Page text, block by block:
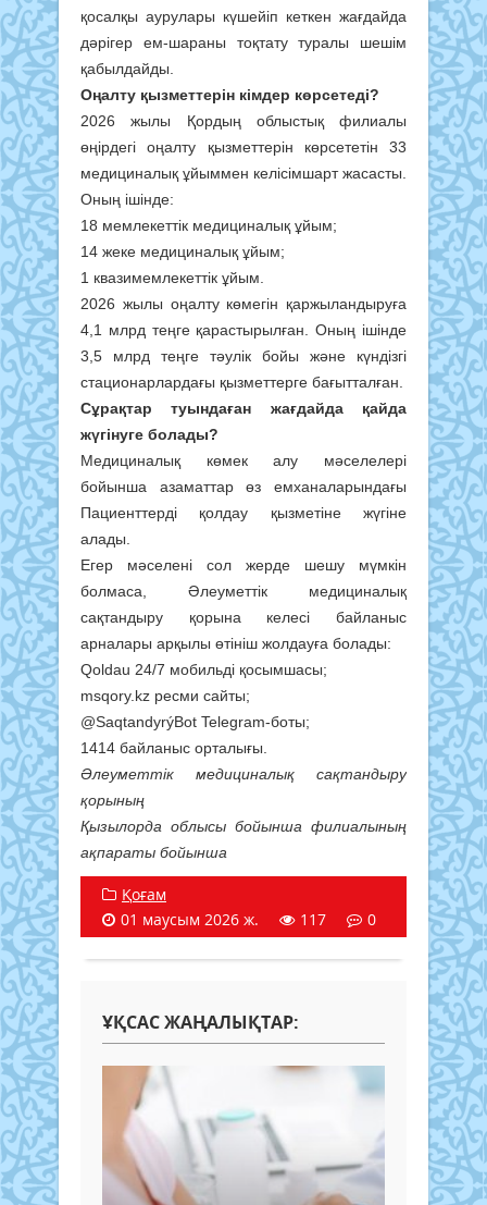
қосалқы аурулары күшейіп кеткен жағдайда
дәрігер ем-шараны тоқтату туралы шешім
қабылдайды.
Оңалту қызметтерін кімдер көрсетеді?
2026 жылы Қордың облыстық филиалы
өңірдегі оңалту қызметтерін көрсететін 33
медициналық ұйыммен келісімшарт жасасты.
Оның ішінде:
18 мемлекеттік медициналық ұйым;
14 жеке медициналық ұйым;
1 квазимемлекеттік ұйым.
2026 жылы оңалту көмегін қаржыландыруға
4,1 млрд теңге қарастырылған. Оның ішінде
3,5 млрд теңге тәулік бойы және күндізгі
стационарлардағы қызметтерге бағытталған.
Сұрақтар туындаған жағдайда қайда
жүгінуге болады?
Медициналық көмек алу мәселелері
бойынша азаматтар өз емханаларындағы
Пациенттерді қолдау қызметіне жүгіне
алады.
Егер мәселені сол жерде шешу мүмкін
болмаса, Әлеуметтік медициналық
сақтандыру қорына келесі байланыс
арналары арқылы өтініш жолдауға болады:
Qoldau 24/7 мобильді қосымшасы;
msqory.kz ресми сайты;
@SaqtandyrýBot Telegram-боты;
1414 байланыс орталығы.
Әлеуметтік медициналық сақтандыру
қорының
Қызылорда облысы бойынша филиалының
ақпараты бойынша
Қоғам
01 маусым 2026 ж.
117 0
ҰҚСАС ЖАҢАЛЫҚТАР: